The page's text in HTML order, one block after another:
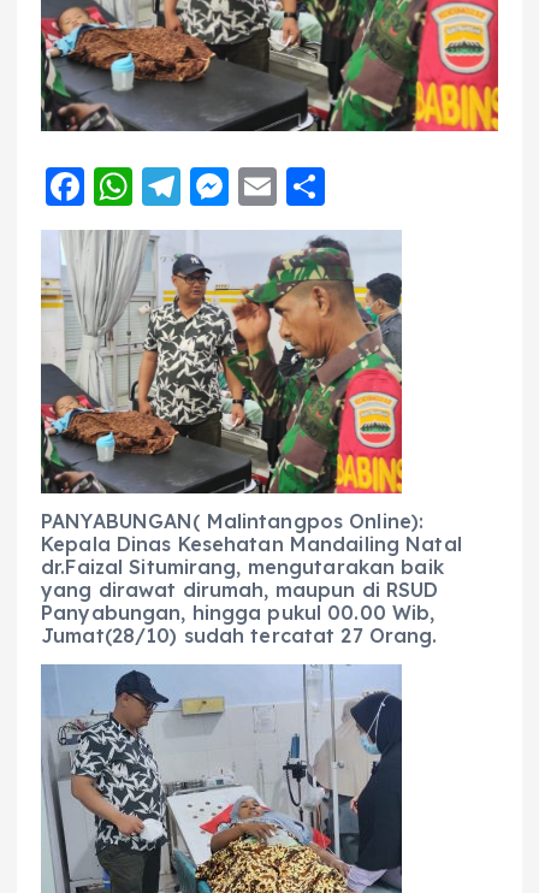
F
a
c
e
b
o
o
k
W
h
a
ts
A
p
p
T
el
e
g
r
a
m
M
e
e
n
g
er
E
m
ai
l
h
a
re
PANYABUNGAN( Malintangpos Online):
Kepala Dinas Kesehatan Mandailing Natal
dr.Faizal Situmirang, mengutarakan baik
yang dirawat dirumah, maupun di RSUD
Panyabungan, hingga pukul 00.00 Wib,
Jumat(28/10) sudah tercatat 27 Orang.